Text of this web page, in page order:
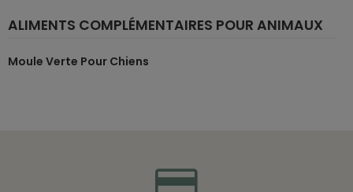
ALIMENTS COMPLÉMENTAIRES POUR ANIMAUX
Moule Verte Pour Chiens